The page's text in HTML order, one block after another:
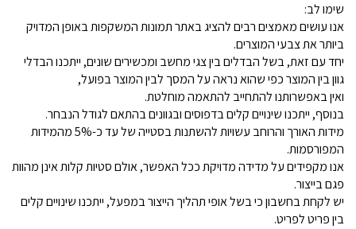
שימו לב:
אנו עושים מאמצים רבים להציג באתר תמונות המשקפות באופן המדויק
ביותר את צבעי המוצרים.
יחד עם זאת, בשל הבדלים בין צגי מחשב ומכשירים שונים, ייתכנו הבדלי
גוון בין המוצר כפי שהוא נראה על המסך לבין המוצר בפועל,
ואין באפשרותנו להתחייב להתאמה מוחלטת.
בנוסף, ייתכנו שינויים קלים בדפוסים ובגוונים בהתאם לגודל הנבחר.
מידות האורך והרוחב עשויות להשתנות בסטייה של עד כ-5% מהמידות
המפורסמות.
אנו מקפידים על מדידה מדויקת ככל האפשר, אולם סטיות קלות אינן מהוות
פגם בייצור.
יש לקחת בחשבון כי בשל אופי תהליך הייצור במפעל, ייתכנו שינויים קלים
בין פריט לפריט.